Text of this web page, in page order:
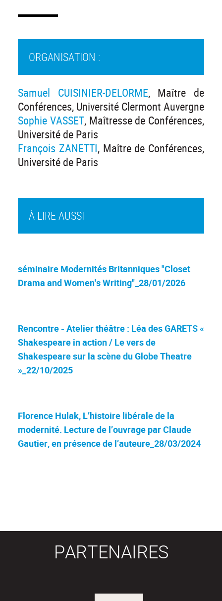
À LIRE AUSSI
séminaire Modernités Britanniques "Closet
Drama and Women's Writing"_28/01/2026
Rencontre - Atelier théâtre : Léa des GARETS «
Shakespeare in action / Le vers de
Shakespeare sur la scène du Globe Theatre
»_22/10/2025
Florence Hulak, L’histoire libérale de la
modernité. Lecture de l’ouvrage par Claude
Gautier, en présence de l’auteure_28/03/2024
ORGANISATION :
Samuel CUISINIER-DELORME, Maître de
Conférences, Université Clermont Auvergne
Sophie VASSET, Maîtresse de Conférences,
Université de Paris
François ZANETTI, Maître de Conférences,
Université de Paris
PARTENAIRES